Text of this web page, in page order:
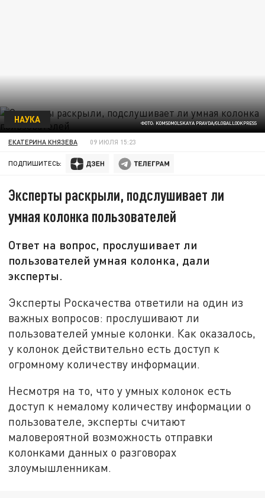
ФОТО: KOMSOMOLSKAYA PRAVDA/GLOBALLOOKPRESS
НАУКА
ЕКАТЕРИНА КНЯЗЕВА 09 ИЮЛЯ 15:23
ПОДПИШИТЕСЬ:
Эксперты раскрыли, подслушивает ли
умная колонка пользователей
Ответ на вопрос, прослушивает ли
пользователей умная колонка, дали
эксперты.
Эксперты Роскачества ответили на один из
важных вопросов: прослушивают ли
пользователей умные колонки. Как оказалось,
у колонок действительно есть доступ к
огромному количеству информации.
Несмотря на то, что у умных колонок есть
доступ к немалому количеству информации о
пользователе, эксперты считают
маловероятной возможность отправки
колонками данных о разговорах
злоумышленникам.